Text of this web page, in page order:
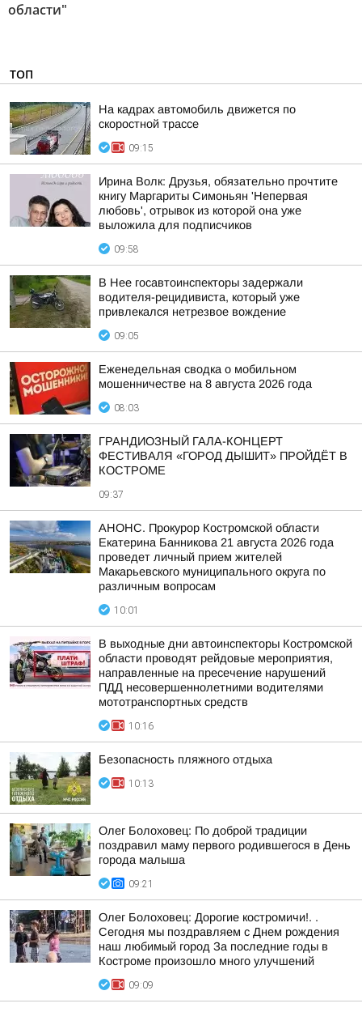
области"
ТОП
На кадрах автомобиль движется по
скоростной трассе
09:15
Ирина Волк: Друзья, обязательно прочтите
книгу Маргариты Симоньян 'Непервая
любовь', отрывок из которой она уже
выложила для подписчиков
09:58
В Нее госавтоинспекторы задержали
водителя-рецидивиста, который уже
привлекался нетрезвое вождение
09:05
Еженедельная сводка о мобильном
мошенничестве на 8 августа 2026 года
08:03
ГРАНДИОЗНЫЙ ГАЛА-КОНЦЕРТ
ФЕСТИВАЛЯ «ГОРОД ДЫШИТ» ПРОЙДЁТ В
КОСТРОМЕ
09:37
АНОНС. Прокурор Костромской области
Екатерина Банникова 21 августа 2026 года
проведет личный прием жителей
Макарьевского муниципального округа по
различным вопросам
10:01
В выходные дни автоинспекторы Костромской
области проводят рейдовые мероприятия,
направленные на пресечение нарушений
ПДД несовершеннолетними водителями
мототранспортных средств
10:16
Безопасность пляжного отдыха
10:13
Олег Болоховец: По доброй традиции
поздравил маму первого родившегося в День
города малыша
09:21
Олег Болоховец: Дорогие костромичи!. .
Сегодня мы поздравляем с Днем рождения
наш любимый город За последние годы в
Костроме произошло много улучшений
09:09